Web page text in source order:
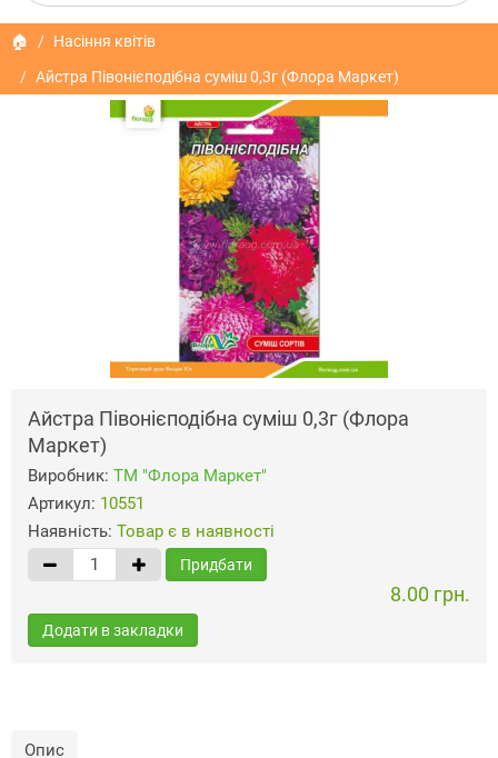
🏠
Насіння квітів
Айстра Півонієподібна суміш 0,3г (Флора Маркет)
Айстра Півонієподібна суміш 0,3г (Флора
Маркет)
Виробник: ТМ "Флора Маркет"
Артикул: 10551
Наявність: Товар є в наявності
Придбати
8.00 грн.
Додати в закладки
Опис